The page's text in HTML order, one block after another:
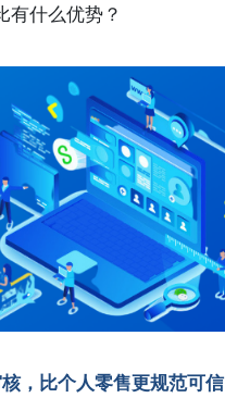
有什么优势？
，比个人零售更规范可信